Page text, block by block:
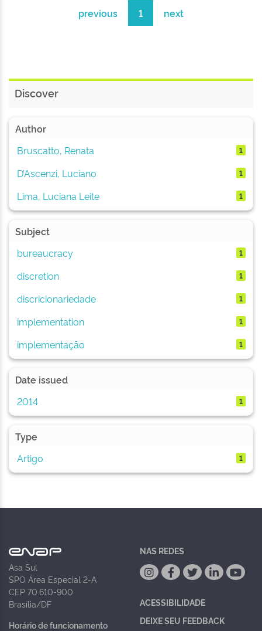
previous 1 next
Discover
Author
Bruscatto, Renata
1
D’Ascenzi, Luciano 1
Lima, Luciana Leite 1
Subject
bureaucracy
1
discretion 1
discricionariedade 1
implementation 1
implementação 1
Date issued
2014
1
Type
Artigo
1
Asa Sul
SPO Área Especial 2-A
CEP 70.610-900
Brasília/DF
Horário de funcionamento
NAS REDES
ACESSIBILIDADE
DEIXE SEU FEEDBACK